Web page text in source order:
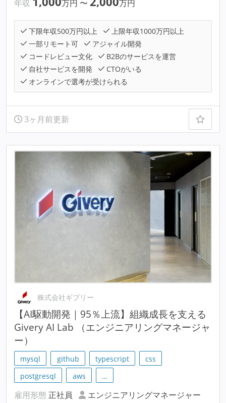
年収 万円 〜 万円
下限年収500万円以上
上限年収1000万円以上
一部リモート可
アジャイル開発
コードレビュー文化
B2Bのサービスを運営
自社サービスを開発
CTOがいる
オンラインで選考が受けられる
3ヶ月前更新
株式会社ギブリー
【AI駆動開発｜95％上流】組織成長を支える
Givery AI Lab （エンジニアリングマネージャ
ー）
mysql github typescript
css
postgresql
aws …
雇用形態 正社員
エンジニアリングマネージャー